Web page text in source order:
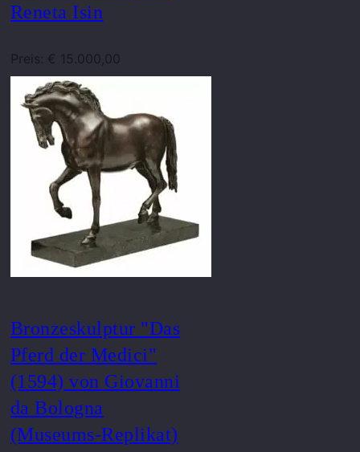
Reneta Isin
Preis: € 15.000,00
Bronzeskulptur "Das
Pferd der Medici"
(1594) von Giovanni
da Bologna
(Museums-Replikat)